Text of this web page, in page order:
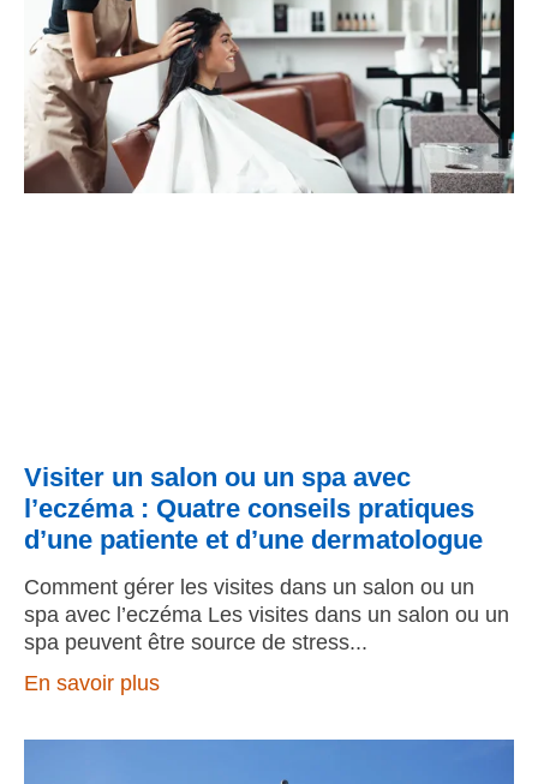
Visiter un salon ou un spa avec
l’eczéma : Quatre conseils pratiques
d’une patiente et d’une dermatologue
Comment gérer les visites dans un salon ou un
spa avec l’eczéma Les visites dans un salon ou un
spa peuvent être source de stress
En savoir plus